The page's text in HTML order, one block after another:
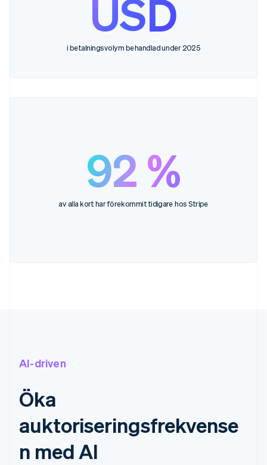
USD
i betalningsvolym behandlad under 2025
92 %
av alla kort har förekommit tidigare hos Stripe
AI-driven
Öka
auktoriseringsfrekvense
n med AI